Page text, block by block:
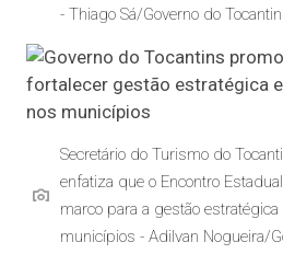
- Thiago Sá/Governo do
Secretário do Turismo do
enfatiza que o Encontro
marco para a gestão
municípios - Adilvan Nogueira/